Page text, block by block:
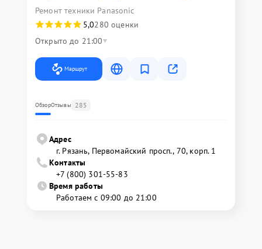
Ремонт техники Panasonic
5,0280 оценки
Открыто до 21:00
Маршрут
ОбзорОтзывы 285
Адрес
г. Рязань, Первомайский просп., 70, корп. 1
Контакты
+7 (800) 301-55-83
Время работы
Работаем с 09:00 до 21:00